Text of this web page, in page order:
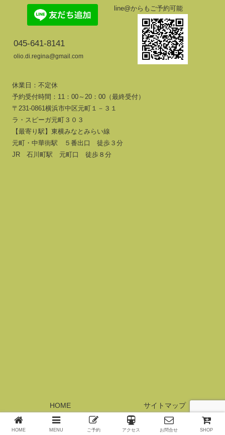
045-641-8141
olio.di.regina@gmail.com
line@からもご予約可能
休業日：不定休
予約受付時間：11：00～20：00（最終受付）
〒231-0861横浜市中区元町１－３１
ラ・スピーガ元町３０３
【最寄り駅】東横みなとみらい線
元町・中華街駅 ５番出口 徒歩３分
JR 石川町駅 元町口 徒歩８分
HOME サイトマップ
© 2017 横浜元町サロン・レジーナ.
HOME MENU ご予約 アクセス お問合せ SHOP